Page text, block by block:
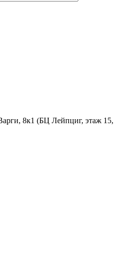
8к1 (БЦ Лейпциг, этаж 15,